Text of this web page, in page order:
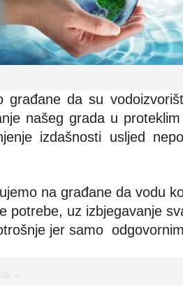
građane da su
našeg grada u
izdašnosti usljed
na građane da vodu
potrebe, uz izbjegavanje
jer samo